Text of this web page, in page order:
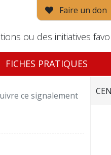
Faire un don
ou des initiatives
FICHES PRATIQUES
ce signalement